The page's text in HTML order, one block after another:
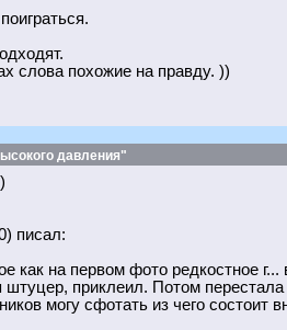
слова похожие на правду. ))
давления"
писал:
как на первом фото редкостное
приклеил. Потом
могу сфотать из чего состоит